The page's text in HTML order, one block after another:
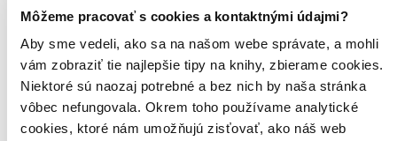
Môžeme pracovať s cookies a kontaktnými údajmi?
Aby sme vedeli, ako sa na našom webe správate, a mohli
vám zobraziť tie najlepšie tipy na knihy, zbierame cookies.
Niektoré sú naozaj potrebné a bez nich by naša stránka
vôbec nefungovala. Okrem toho používame analytické
cookies, ktoré nám umožňujú zisťovať, ako náš web
Tento produkt momentálne nemáme na sklade, ale zvyčajne
vám ho vieme zabezpečiť a odoslať do 1 – 6 dní. A
posnažíme sa aj trochu rýchlejšie!
Pridať do zoznamu
Vložiť do košíka